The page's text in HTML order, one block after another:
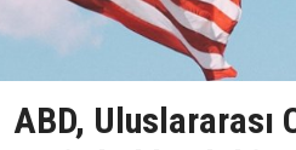
ABD, Uluslararası